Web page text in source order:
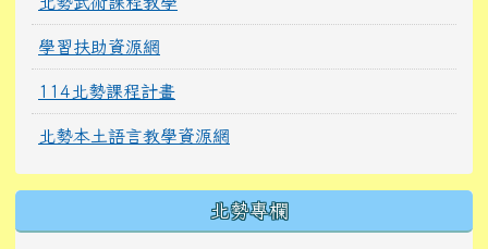
學習扶助資源網
114北勢課程計畫
北勢本土語言教學資源網
北勢專欄